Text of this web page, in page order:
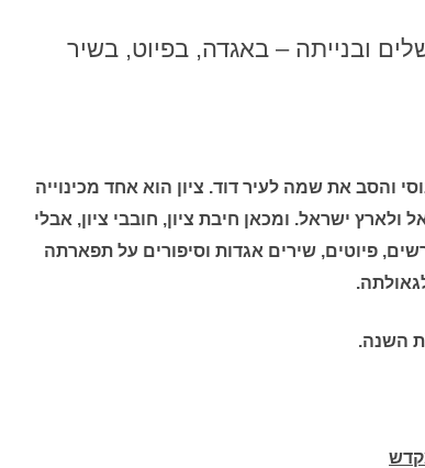
ובנייתה – באגדה, בפיוט, בשיר
והסב את שמה לעיר דוד. ציון הוא אחד מכינוייה
ולארץ ישראל. ומכאן חיבת ציון, חובבי ציון, אבלי
פיוטים, שירים אגדות וסיפורים על תפארתה
השנה.